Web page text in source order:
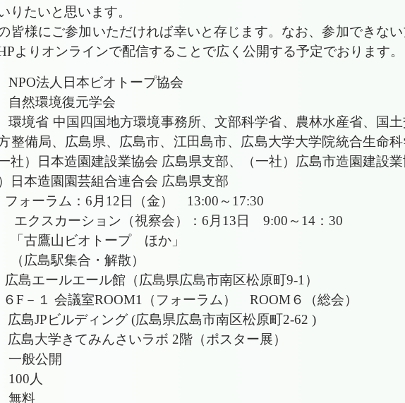
りたいと思います。
皆様にご参加いただければ幸いと存じます。なお、参加できな
よりオンラインで配信することで広く公開する予定でおります。
法人日本ビオトープ協会
環境復元学会
省 中国四国地方環境事務所、文部科学省、農林水産省、国土
整備局、広島県、広島市、江田島市、広島大学大学院統合生命
社）日本造園建設業協会 広島県支部、（一社）広島市造園建設
日本造園園芸組合連合会 広島県支部
ーラム：6月12日（金） 13:00～17:30
ーション（視察会）：6月13日 9:00～14：30
ビオトープ ほか」
駅集合・解散）
島エールエール館（広島県広島市南区松原町9-1）
議室ROOM1（フォーラム） ROOM６（総会）
ルディング (広島県広島市南区松原町2-62 )
てみんさいラボ 2階（ポスター展）
一般公開
人
無料